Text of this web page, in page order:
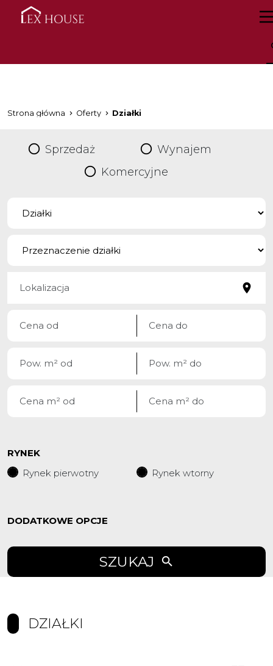
Strona główna Oferty Działki
Sprzedaż
Wynajem
Komercyjne
RYNEK
Rynek pierwotny
Rynek wtorny
DODATKOWE OPCJE
SZUKAJ
DZIAŁKI